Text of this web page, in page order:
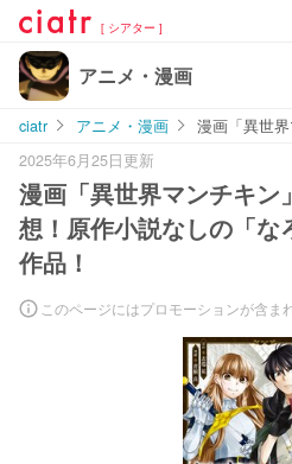
[ シアター ]
アニメ・漫画
ciatr アニメ・漫画
漫画「異世
2025年6月25日更新
漫画「異世界マンチキン
想！原作小説なしの「な
作品！
このページにはプロモーションが含ま